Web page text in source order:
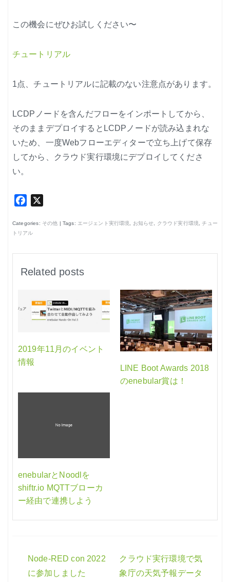
この機会にぜひお試しください〜
チュートリアル
1点、チュートリアルに記載のない注意点があります。
LCDPノードを含んだフローをインポートしてから、
そのままデプロイするとLCDPノードが読み込まれな
いため、一度Webフローエディターで立ち上げて保存
してから、クラウド実行環境にデプロイしてくださ
い。
Facebook
Categories: その他 | Tags: エージェント実行環境, お知らせ, クラウド実行環境,チュー
トリアル
Related posts
2019年11月のイベント
情報
LINE Boot Awards 2018
のenebular賞は！
enebularとNoodlを
shiftr.io MQTTブローカ
ー経由で連携しよう
Node-RED con 2022
に参加しました
クラウド実行環境で気
象庁の天気予報データ